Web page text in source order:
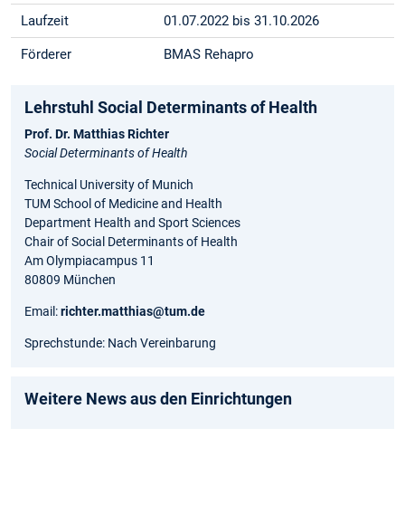
Laufzeit 01.07.2022 bis 31.10.2026
Förderer BMAS Rehapro
Lehrstuhl Social Determinants of Health
Prof. Dr. Matthias Richter
Social Determinants of Health
Technical University of Munich
TUM School of Medicine and Health
Department Health and Sport Sciences
Chair of Social Determinants of Health
Am Olympiacampus 11
80809 München
Email:richter.matthias@tum.de
Sprechstunde: Nach Vereinbarung
Weitere News aus den Einrichtungen